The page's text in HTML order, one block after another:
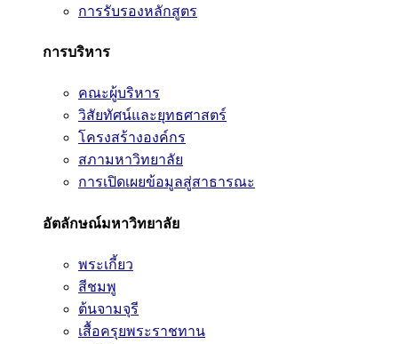
การรับรองหลักสูตร
การบริหาร
คณะผู้บริหาร
วิสัยทัศน์และยุทธศาสตร์
โครงสร้างองค์กร
สภามหาวิทยาลัย
การเปิดเผยข้อมูลสู่สาธารณะ
อัตลักษณ์มหาวิทยาลัย
พระเกี้ยว
สีชมพู
ต้นจามจุรี
เสื้อครุยพระราชทาน